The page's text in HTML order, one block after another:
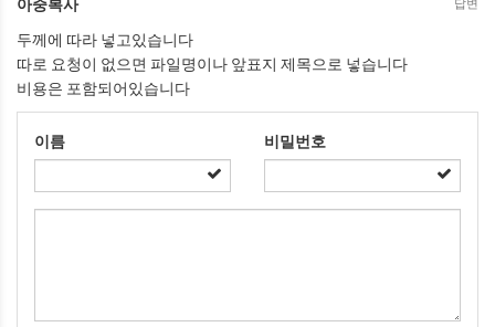
아중복사 답변
두께에 따라 넣고있습니다
따로 요청이 없으면 파일명이나 앞표지 제목으로 넣습니다
비용은 포함되어있습니다
이름 비밀번호